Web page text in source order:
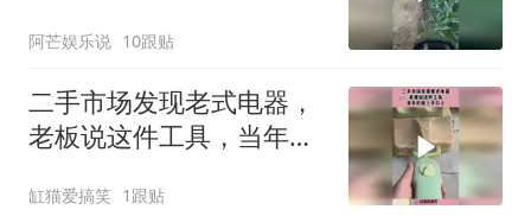
阿芒娱乐说 10跟贴
二手市场发现老式电器，
老板说这件工具，当年价
缸猫爱搞笑 1跟贴